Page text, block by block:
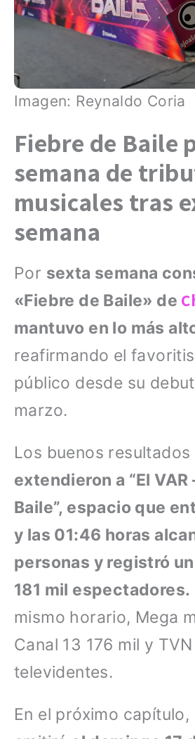
Imagen: Reynaldo Coria
Fiebre de Baile
semana de
musicales tras
semana
Por sexta semana
«Fiebre de Baile» de
mantuvo en lo más
reafirmando el
público desde su
marzo.
Los buenos resultados
extendieron a “El
Baile”, espacio que
y las 01:46 horas
personas y registró
181 mil espectadores.
mismo horario, Mega
Canal 13 176 mil y
televidentes.
En el próximo capítulo,